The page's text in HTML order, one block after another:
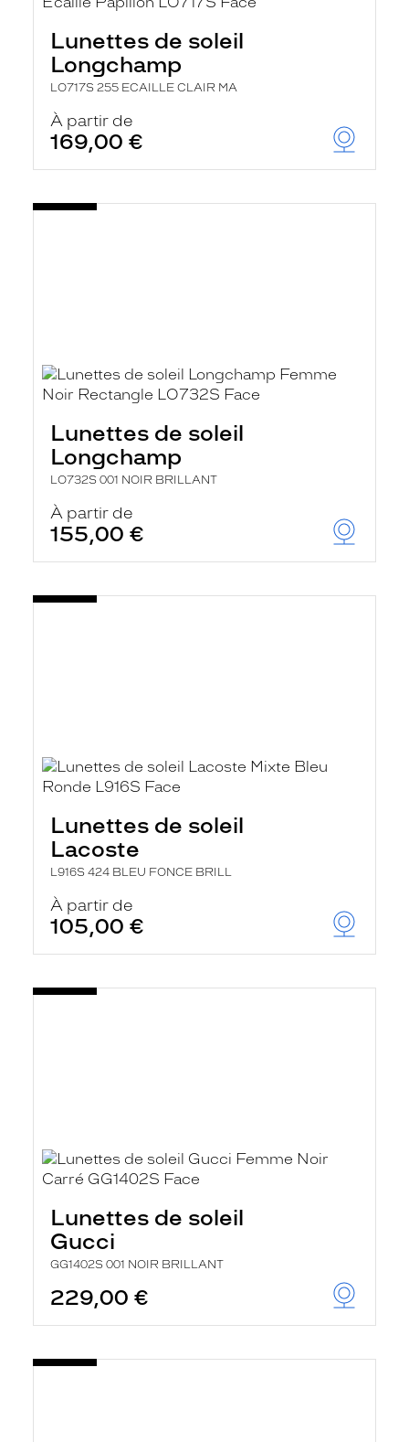
Lunettes de soleil
Longchamp
LO717S 255 ECAILLE CLAIR MA
À partir de
169,00 €
Lunettes de soleil
Longchamp
LO732S 001 NOIR BRILLANT
À partir de
155,00 €
Lunettes de soleil
Lacoste
L916S 424 BLEU FONCE BRILL
À partir de
105,00 €
Lunettes de soleil
Gucci
GG1402S 001 NOIR BRILLANT
229,00 €